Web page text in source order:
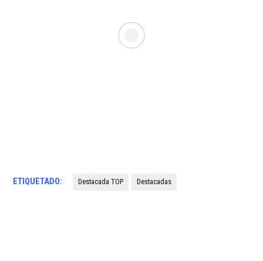
ETIQUETADO: Destacada TOP Destacadas